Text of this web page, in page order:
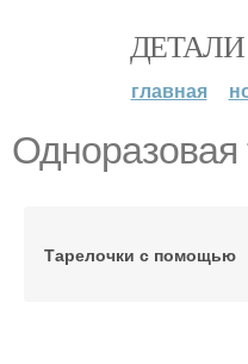
ДЕТАЛИ
главная
Одноразовая
Тарелочки с помощью